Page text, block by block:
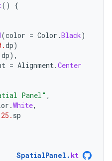
()
{
(color = Color .Black)
dp)
dp),
= Alignment.Center
Panel" ,
.White,
25. sp
SpatialPanel . kt